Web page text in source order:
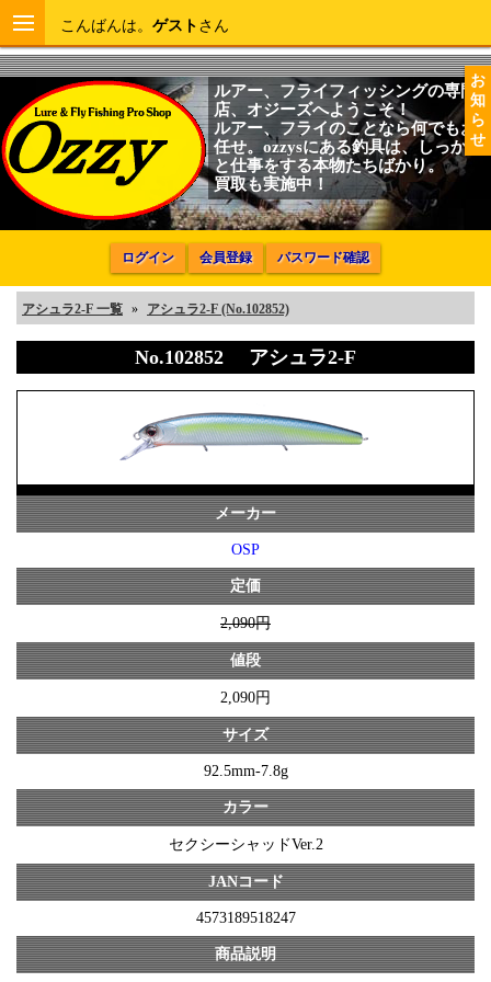
お
知
ら
せ
こんばんは。 ゲスト さん
ルアー、フライフィッシングの専門
店、オジーズへようこそ！
ルアー、フライのことなら何でもお
任せ。ozzysにある釣具は、しっかり
と仕事をする本物たちばかり。
買取も実施中！
ログイン 会員登録 パスワード確認
アシュラ2-F 一覧 » アシュラ2-F (No.102852)
No.102852 アシュラ2-F
メーカー
OSP
定価
2,090円
値段
2,090円
サイズ
92.5mm-7.8g
カラー
セクシーシャッドVer.2
JANコード
4573189518247
商品説明